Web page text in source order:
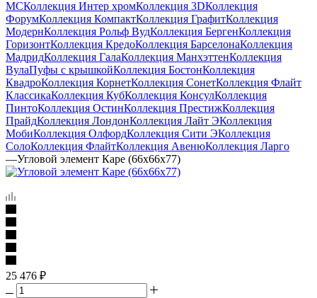
МСКоллекция Интер хромКоллекция 3DКоллекция
ФорумКоллекция КомпактКоллекция ГрафитКоллекция
МодернКоллекция Рольф ВудКоллекция БергенКоллекция
ГоризонтКоллекция КредоКоллекция БарселонаКоллекция
МадридКоллекция ГалаКоллекция МанхэттенКоллекция
ВулаПуфы с крышкойКоллекция БостонКоллекция
КвадроКоллекция КорнетКоллекция СонетКоллекция Флайт
КлассикаКоллекция КубКоллекция КонсулКоллекция
ПинтоКоллекция ОстинКоллекция ПрестижКоллекция
ПрайдКоллекция ЛондонКоллекция Лайт ЭКоллекция
МобиКоллекция ОлфордКоллекция Сити ЭКоллекция
СолоКоллекция ФлайтКоллекция АвенюКоллекция Ларго
—Угловой элемент Каре (66х66х77)
25 476 ₽